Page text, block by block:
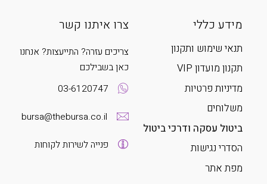
מידע כללי
תנאי שימוש ותקנון
תקנון מועדון VIP
מדיניות פרטיות
משלוחים
ביטול עסקה ודרכי ביטול
הסדרי נגישות
מפת אתר
צרו איתנו קשר
צריכים עזרה? התייעצות? אנחנו
כאן בשבילכם
03-6120747
bursa@thebursa.co.il
פנייה לשירות לקוחות